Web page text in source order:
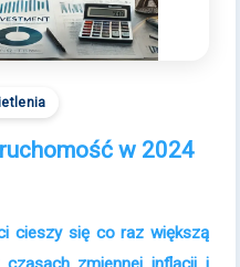
w 2024
cieszy się co raz większą